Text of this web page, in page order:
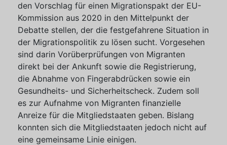
den Vorschlag für einen Migrationspakt der EU-
Kommission aus 2020 in den Mittelpunkt der
Debatte stellen, der die festgefahrene Situation in
der Migrationspolitik zu lösen sucht. Vorgesehen
sind darin Vorüberprüfungen von Migranten
direkt bei der Ankunft sowie die Registrierung,
die Abnahme von Fingerabdrücken sowie ein
Gesundheits- und Sicherheitscheck. Zudem soll
es zur Aufnahme von Migranten finanzielle
Anreize für die Mitgliedstaaten geben. Bislang
konnten sich die Mitgliedstaaten jedoch nicht auf
eine gemeinsame Linie einigen.